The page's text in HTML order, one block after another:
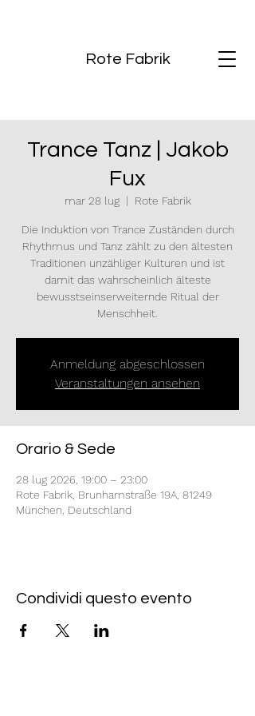
Rote Fabrik
Trance Tanz | Jakob
Fux
mar 28 lug
  |
Rote Fabrik
Die Induktion von Trance Zuständen durch
Rhythmus und Tanz zählt zu den ältesten
Traditionen unzähliger Kulturen und ist
damit das wahrscheinlich älteste
bewusstseinserweiternde Ritual der
Menschheit.
Anmeldung abgeschlossen
Veranstaltungen ansehen
Orario & Sede
28 lug 2026, 19:00 – 23:00
Rote Fabrik, Brunhamstraße 19A, 81249
München, Deutschland
Condividi questo evento